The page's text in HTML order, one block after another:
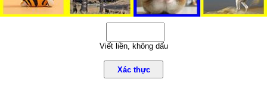
Viết liền, không dấu
Xác thực